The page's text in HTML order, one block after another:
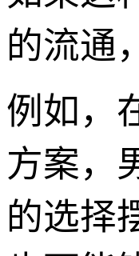
的流通
例如，
方案，
的选择